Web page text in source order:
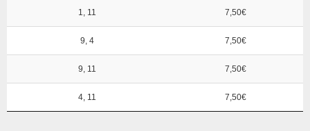
1, 11 7,50€
9, 4 7,50€
9, 11 7,50€
4, 11 7,50€